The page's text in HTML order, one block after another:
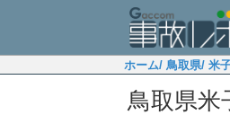
ホーム/ 鳥取県/ 米
鳥取県米